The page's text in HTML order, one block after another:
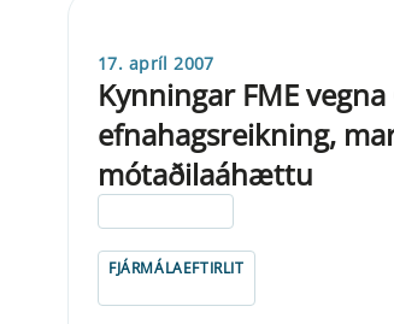
17. apríl 2007
Kynningar FME
efnahagsreikning,
mótaðilaáhættu
FJÁRMÁLAEFTIRLIT